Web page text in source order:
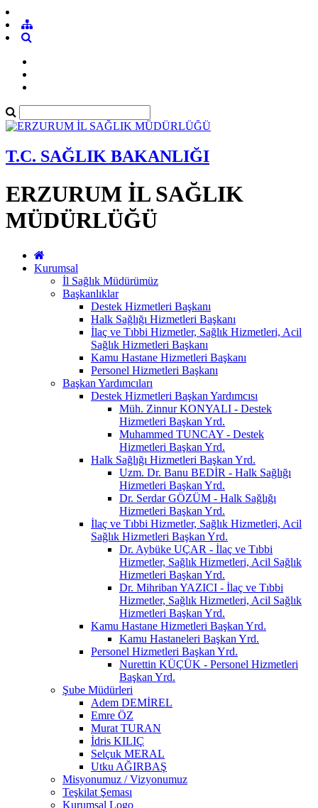
T.C. SAĞLIK BAKANLIĞI
ERZURUM İL SAĞLIK
MÜDÜRLÜĞÜ
Kurumsal
İl Sağlık Müdürümüz
Başkanlıklar
Destek Hizmetleri Başkanı
Halk Sağlığı Hizmetleri Başkanı
İlaç ve Tıbbi Hizmetler, Sağlık Hizmetleri, Acil
Sağlık Hizmetleri Başkanı
Kamu Hastane Hizmetleri Başkanı
Personel Hizmetleri Başkanı
Başkan Yardımcıları
Destek Hizmetleri Başkan Yardımcısı
Müh. Zinnur KONYALI - Destek
Hizmetleri Başkan Yrd.
Muhammed TUNCAY - Destek
Hizmetleri Başkan Yrd.
Halk Sağlığı Hizmetleri Başkan Yrd.
Uzm. Dr. Banu BEDİR - Halk Sağlığı
Hizmetleri Başkan Yrd.
Dr. Serdar GÖZÜM - Halk Sağlığı
Hizmetleri Başkan Yrd.
İlaç ve Tıbbi Hizmetler, Sağlık Hizmetleri, Acil
Sağlık Hizmetleri Başkan Yrd.
Dr. Aybüke UÇAR - İlaç ve Tıbbi
Hizmetler, Sağlık Hizmetleri, Acil Sağlık
Hizmetleri Başkan Yrd.
Dr. Mihriban YAZICI - İlaç ve Tıbbi
Hizmetler, Sağlık Hizmetleri, Acil Sağlık
Hizmetleri Başkan Yrd.
Kamu Hastane Hizmetleri Başkan Yrd.
Kamu Hastaneleri Başkan Yrd.
Personel Hizmetleri Başkan Yrd.
Nurettin KÜÇÜK - Personel Hizmetleri
Başkan Yrd.
Şube Müdürleri
Adem DEMİREL
Emre ÖZ
Murat TURAN
İdris KILIÇ
Selçuk MERAL
Utku AĞIRBAŞ
Misyonumuz / Vizyonumuz
Teşkilat Şeması
Kurumsal Logo